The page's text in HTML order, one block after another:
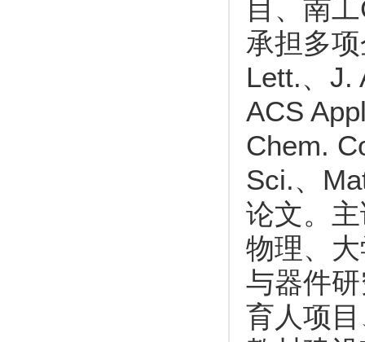
目、南
承担多
Lett.、J.
ACS
Chem.
Sci.、
论文。
物理、
与器件
育人项